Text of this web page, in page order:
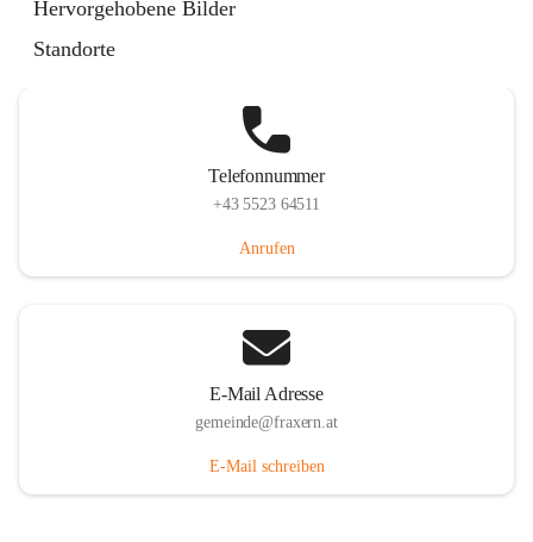
Hervorgehobene Bilder
Standorte
Telefonnummer
+43 5523 64511
Anrufen
E-Mail Adresse
gemeinde@fraxern.at
E-Mail schreiben